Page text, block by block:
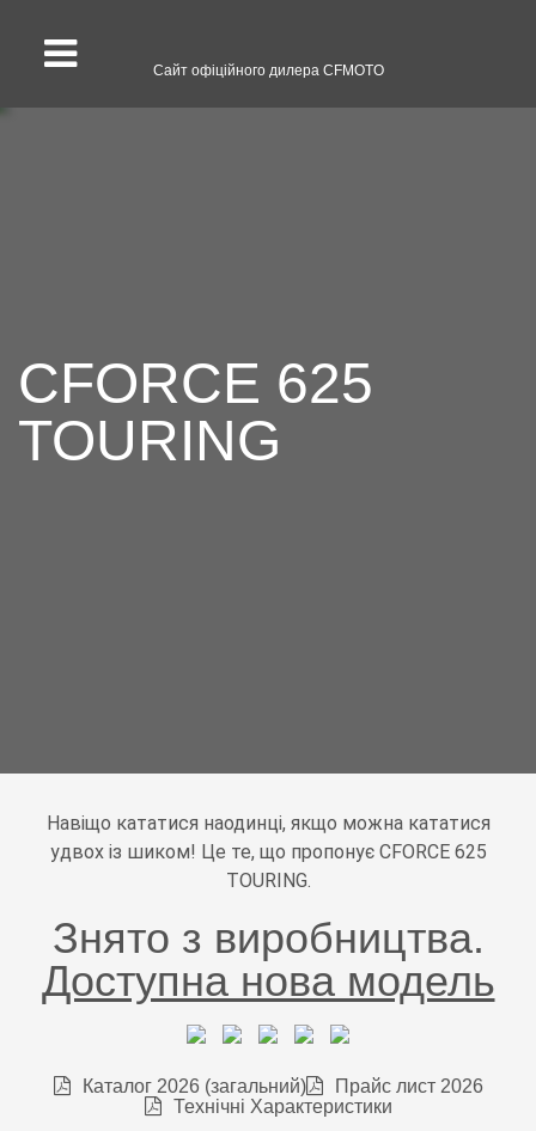
Сайт офіційного дилера CFMOTO
CFORCE 625
TOURING
Навіщо кататися наодинці, якщо можна кататися
удвох із шиком! Це те, що пропонує CFORCE 625
TOURING.
Знято з виробництва.
Доступна нова модель
Каталог 2026 (загальний)
Прайс лист 2026
Технічні Характеристики